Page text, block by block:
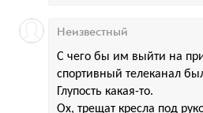
С чего бы им выйти на
спортивный телеканал
Глупость какая-то.
Ох, трещат кресла под
Неизвестный